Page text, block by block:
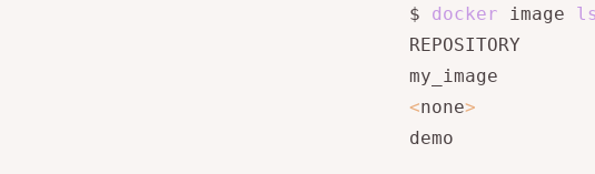
$ docker image ls
REPOSITORY
my_image
<none>
demo